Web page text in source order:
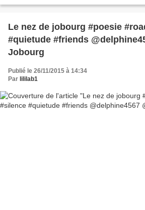
Le nez de jobourg #poesie
#quietude #friends
Jobourg
Publié le 26/11/2015 à 14:34
Par lililab1